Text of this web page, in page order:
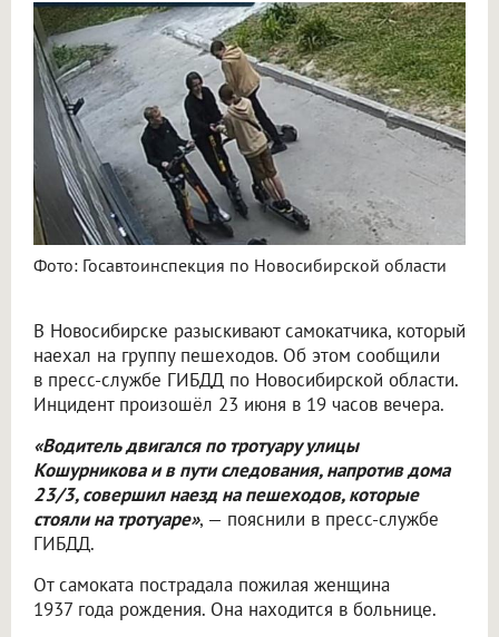
Фото: Госавтоинспекция по Новосибирской области
В Новосибирске разыскивают самокатчика, который
наехал на группу пешеходов. Об этом сообщили
в пресс-службе ГИБДД по Новосибирской области.
Инцидент произошёл 23 июня в 19 часов вечера.
«Водитель двигался по тротуару улицы
Кошурникова и в пути следования, напротив дома
23/3, совершил наезд на пешеходов, которые
стояли на тротуаре», — пояснили в пресс-службе
ГИБДД.
От самоката пострадала пожилая женщина
1937 года рождения. Она находится в больнице.